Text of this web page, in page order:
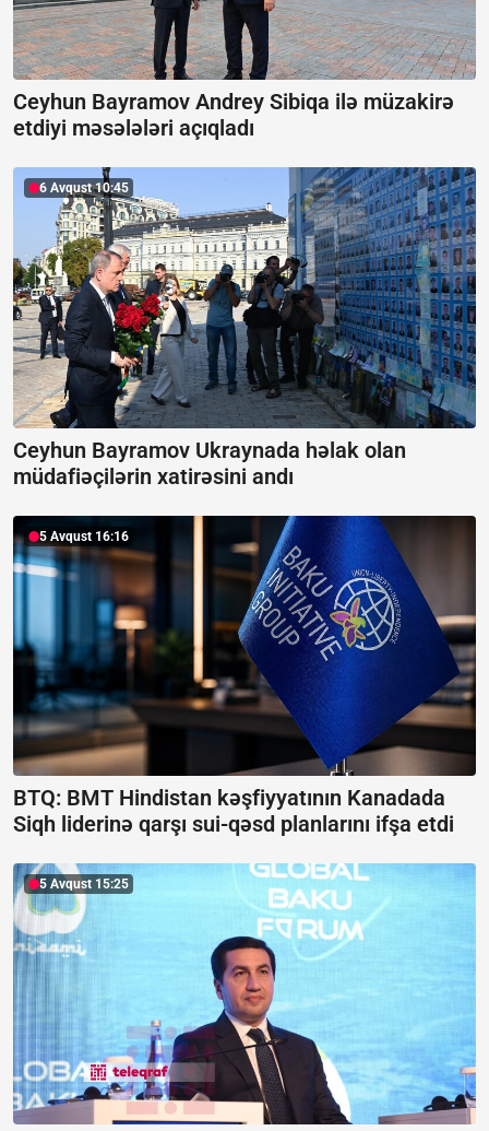
Ceyhun Bayramov Andrey Sibiqa ilə müzakirə
etdiyi məsələləri açıqladı
6 Avqust 10:45
Ceyhun Bayramov Ukraynada həlak olan
müdafiəçilərin xatirəsini andı
5 Avqust 16:16
BTQ: BMT Hindistan kəşfiyyatının Kanadada
Siqh liderinə qarşı sui-qəsd planlarını ifşa etdi
5 Avqust 15:25